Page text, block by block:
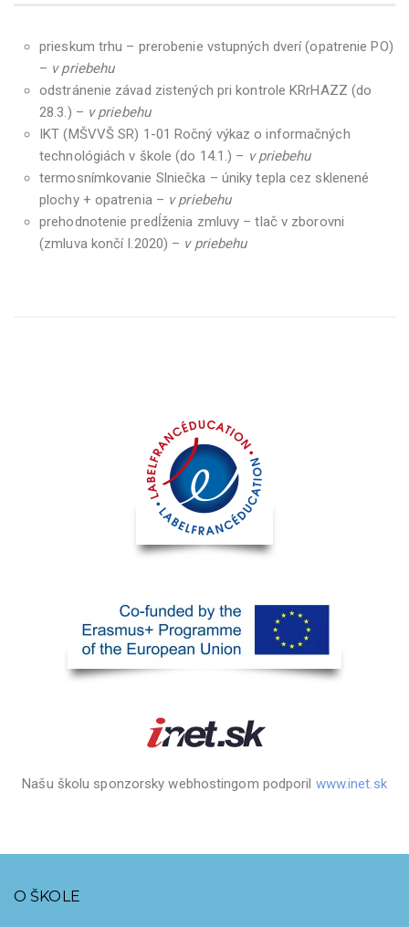
prieskum trhu – prerobenie vstupných dverí (opatrenie PO)
– v priebehu
odstránenie závad zistených pri kontrole KRrHAZZ (do
28.3.) – v priebehu
IKT (MŠVVŠ SR) 1-01 Ročný výkaz o informačných
technológiách v škole (do 14.1.) – v priebehu
termosnímkovanie Slniečka – úniky tepla cez sklenené
plochy + opatrenia – v priebehu
prehodnotenie predĺženia zmluvy – tlač v zborovni
(zmluva končí I.2020) – v priebehu
Našu školu sponzorsky webhostingom podporil www.inet.sk
O ŠKOLE